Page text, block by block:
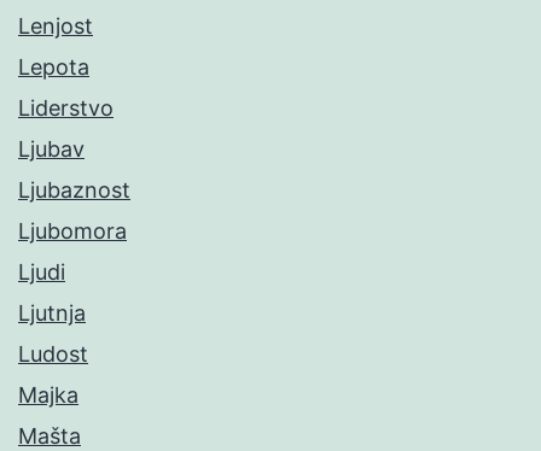
Lenjost
Lepota
Liderstvo
Ljubav
Ljubaznost
Ljubomora
Ljudi
Ljutnja
Ludost
Majka
Mašta